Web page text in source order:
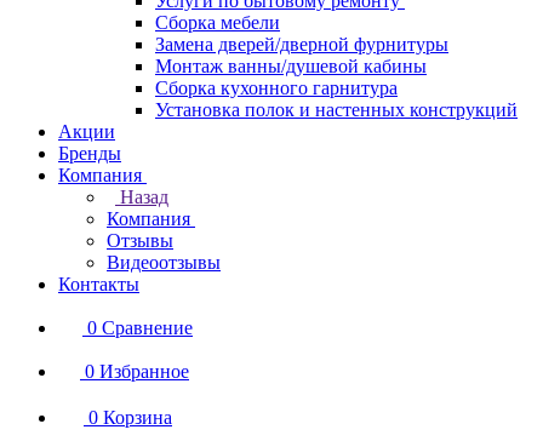
Сборка мебели
Замена дверей/дверной фурнитуры
Монтаж ванны/душевой кабины
Сборка кухонного гарнитура
Установка полок и настенных конструкций
Акции
Бренды
Компания
Назад
Компания
Отзывы
Видеоотзывы
Контакты
0 Сравнение
0 Избранное
0 Корзина